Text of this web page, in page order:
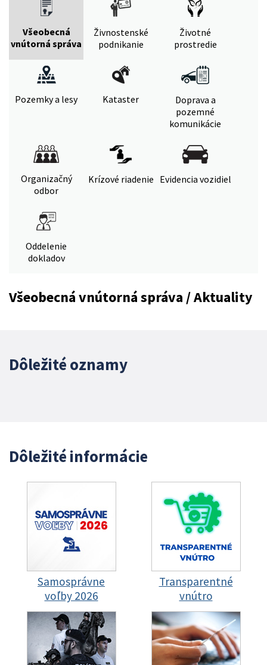
Všeobecná
vnútorná správa
Živnostenské
podnikanie
Životné
prostredie
Pozemky a lesy Kataster
Doprava a
pozemné
komunikácie
Organizačný
odbor
Krízové riadenie Evidencia vozidiel
Oddelenie
dokladov
Všeobecná vnútorná správa / Aktuality
Dôležité oznamy
Dôležité informácie
Samosprávne
voľby 2026
Transparentné
vnútro